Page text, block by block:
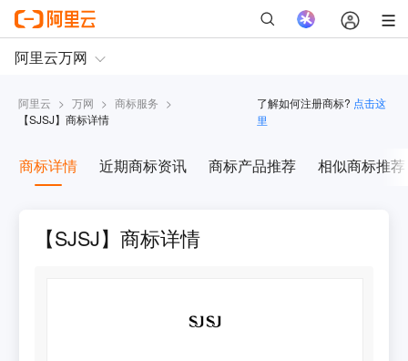
阿里云 > 万网 > 商标服务 >
【SJSJ】商标详情
了解如何注册商标? 点击这
里
商标详情 近期商标资讯 商标产品推荐 相似商标推荐
【SJSJ】商标详情